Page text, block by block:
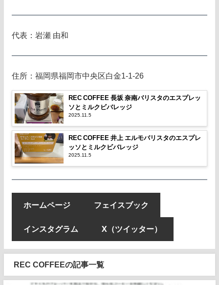
代表：岩瀬 由和
住所：福岡県福岡市中央区白金1-1-26
REC COFFEE 長坂 奈南バリスタのエスプレッ
ソとミルクビバレッジ
2025.11.5
REC COFFEE 井上 エルモバリスタのエスプレ
ッソとミルクビバレッジ
2025.11.5
ホームページ フェイスブック
インスタグラム X（ツイッター）
REC COFFEEの記事一覧